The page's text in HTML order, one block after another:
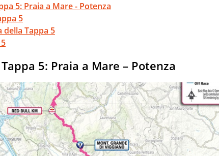
5: Praia a Mare - Potenza
5
Tappa 5
5: Praia a Mare – Potenza